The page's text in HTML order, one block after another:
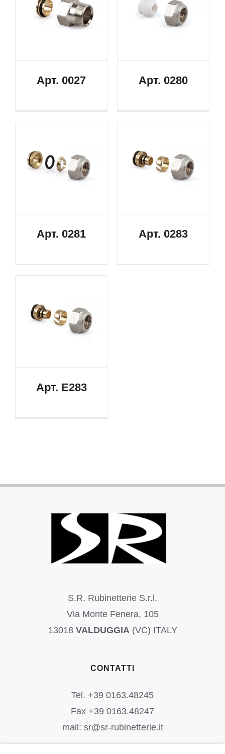
Арт. 0027 Арт. 0280
Арт. 0281 Арт. 0283
Арт. E283
S.R. Rubinetterie S.r.l.
Via Monte Fenera, 105
13018 VALDUGGIA(VC) ITALY
CONTATTI
Tel. +39 0163.48245
Fax +39 0163.48247
mail: sr@sr-rubinetterie.it